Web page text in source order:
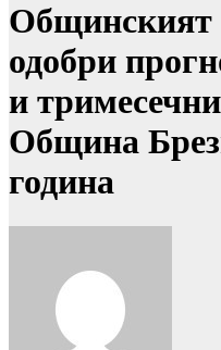
Общинският
одобри
и
Община
година